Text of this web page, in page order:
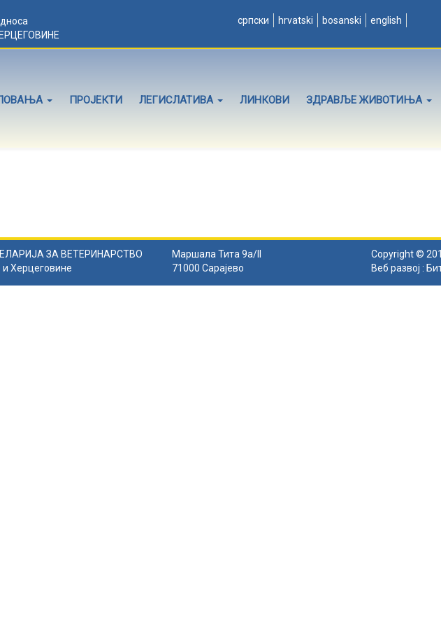
српски hrvatski bosanski english
ПРОЈЕКТИ ЛЕГИСЛАТИВА ЛИНКОВИ ЗДРАВЉЕ ЖИВОТИЊА
ЗА ВЕТЕРИНАРСТВО
и Херцеговине
Маршала Тита 9а/II
71000 Сарајево
Copyright ©
Веб развој :